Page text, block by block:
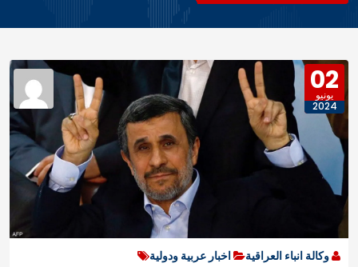
02
يونيو
2024
وكالة انباء العراقية اخبار عربية ودولية